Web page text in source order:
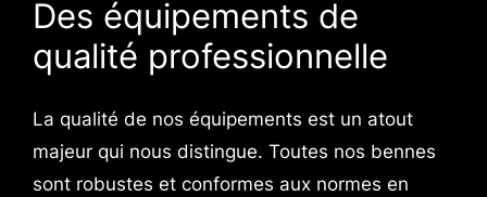
Des équipements de
qualité professionnelle
La qualité de nos équipements est un atout
majeur qui nous distingue. Toutes nos bennes
sont robustes et conformes aux normes en